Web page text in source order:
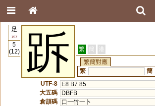
足
157
5
(12)
跅 繁 簡 港
繁簡對應
繁
簡
UTF-8
E8 B7 85
大五碼
DBFB
倉頡碼
口一竹一卜